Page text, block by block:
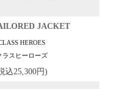
JACKET
HEROES
ラスヒーローズ
込25,300円)